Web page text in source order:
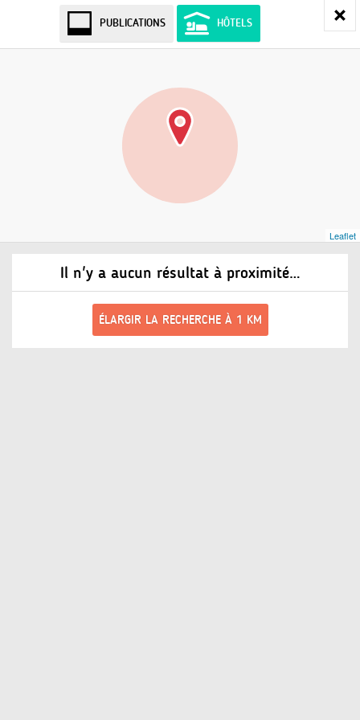
PUBLICATIONS HÔTELS
Il n'y a aucun résultat à proximité…
ÉLARGIR LA RECHERCHE À 1 KM
Leaflet